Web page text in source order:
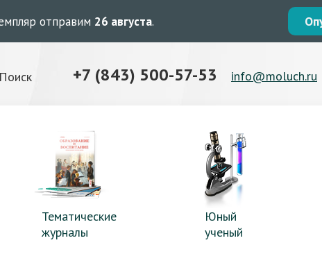
отправим 26 августа.
Поиск +7 (843) 500-57-53 info@moluch.ru
Тематические
журналы
Юный
ученый